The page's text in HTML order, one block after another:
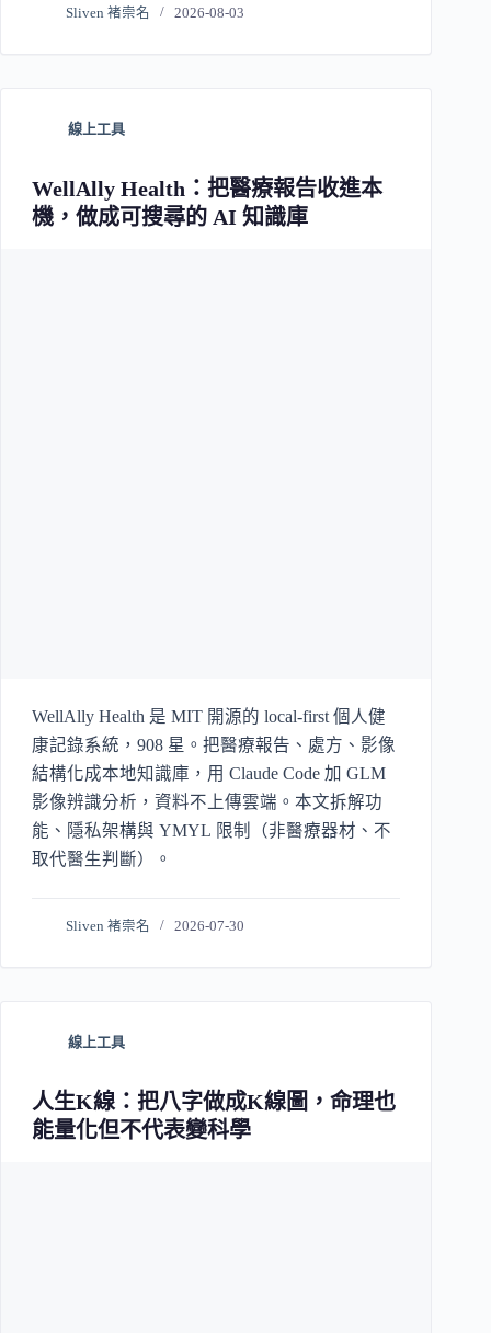
Sliven 褚崇名 2026-08-03
線上工具
WellAlly Health：把醫療報告收進本
機，做成可搜尋的 AI 知識庫
WellAlly Health 是 MIT 開源的 local-first 個人健
康記錄系統，908 星。把醫療報告、處方、影像
結構化成本地知識庫，用 Claude Code 加 GLM
影像辨識分析，資料不上傳雲端。本文拆解功
能、隱私架構與 YMYL 限制（非醫療器材、不
取代醫生判斷）。
Sliven 褚崇名 2026-07-30
線上工具
人生K線：把八字做成K線圖，命理也
能量化但不代表變科學